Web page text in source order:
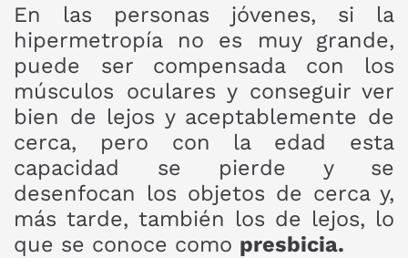
En las personas jóvenes, si la
hipermetropía no es muy grande,
puede ser compensada con los
músculos oculares y conseguir ver
bien de lejos y aceptablemente de
cerca, pero con la edad esta
capacidad se pierde y se
desenfocan los objetos de cerca y,
más tarde, también los de lejos, lo
que se conoce como presbicia.